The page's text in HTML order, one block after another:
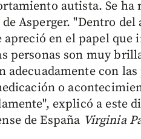
autista. Se
Asperger. "Dentro
apreció en el papel que
personas son muy
adecuadamente con
o
explicó a este
de España Virginia